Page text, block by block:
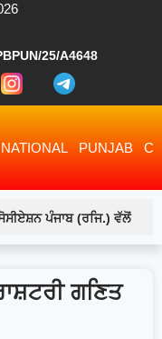
25/A4648
NATIONAL PUNJAB
ਪੰਜਾਬ (ਰਜਿ.) ਵੱਲੋਂ
ਸਫਾਈ ਸੇਵਕ
ਬੰਦ ਦੇ ਸੱਦੇ ਨੂੰ ਅੱਜ ਪੂਰੇ
ਗਣਿਤ